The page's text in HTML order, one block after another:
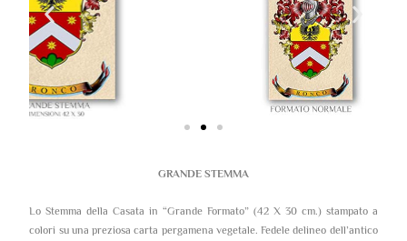
GRANDE STEMMA
Lo Stemma della Casata in “Grande Formato” (42 X 30 cm.) stampato a
colori su una preziosa carta pergamena vegetale. Fedele delineo dell’antico